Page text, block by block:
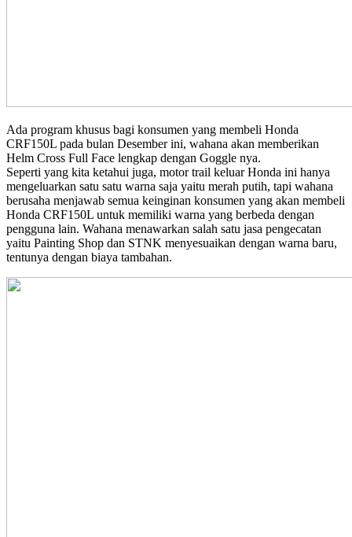
Ada program khusus bagi konsumen yang membeli Honda
CRF150L pada bulan Desember ini, wahana akan memberikan
Helm Cross Full Face lengkap dengan Goggle nya.
Seperti yang kita ketahui juga, motor trail keluar Honda ini hanya
mengeluarkan satu satu warna saja yaitu merah putih, tapi wahana
berusaha menjawab semua keinginan konsumen yang akan membeli
Honda CRF150L untuk memiliki warna yang berbeda dengan
pengguna lain. Wahana menawarkan salah satu jasa pengecatan
yaitu Painting Shop dan STNK menyesuaikan dengan warna baru,
tentunya dengan biaya tambahan.